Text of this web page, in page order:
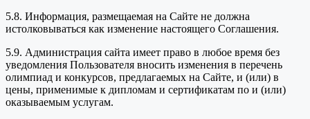
5.8. Информация, размещаемая на Сайте не должна
истолковываться как изменение настоящего Соглашения.
5.9. Администрация сайта имеет право в любое время без
уведомления Пользователя вносить изменения в перечень
олимпиад и конкурсов, предлагаемых на Сайте, и (или) в
цены, применимые к дипломам и сертификатам по и (или)
оказываемым услугам.